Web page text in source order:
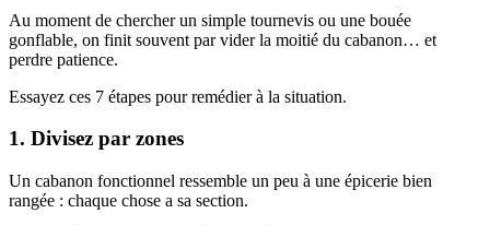
Au moment de chercher un simple tournevis ou une bouée
gonflable, on finit souvent par vider la moitié du cabanon… et
perdre patience.
Essayez ces 7 étapes pour remédier à la situation.
1. Divisez par zones
Un cabanon fonctionnel ressemble un peu à une épicerie bien
rangée : chaque chose a sa section.